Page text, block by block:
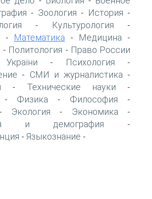
- Зоология - История -
- Культурология -
- Математика - Медицина -
- Политология - Право России
- Психология -
- СМИ и журналистика -
- Технические науки -
- Физика - Философия -
Экология - Экономика -
и демография -
- Языкознание -